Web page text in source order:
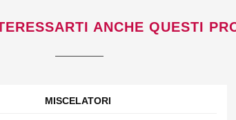
ANCHE QUESTI
MISCELATORI